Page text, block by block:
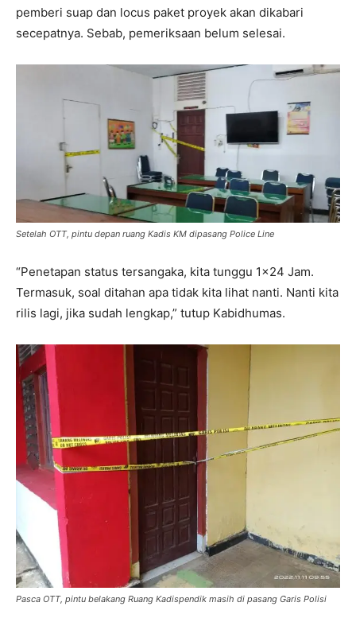
pemberi suap dan locus paket proyek akan dikabari
secepatnya. Sebab, pemeriksaan belum selesai.
Setelah OTT, pintu depan ruang Kadis KM dipasang Police Line
“Penetapan status tersangaka, kita tunggu 1×24 Jam.
Termasuk, soal ditahan apa tidak kita lihat nanti. Nanti kita
rilis lagi, jika sudah lengkap,” tutup Kabidhumas.
Pasca OTT, pintu belakang Ruang Kadispendik masih di pasang Garis Polisi